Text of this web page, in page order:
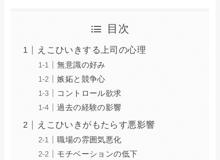
目次
えこひいきする上司の心理
無意識の好み
嫉妬と競争心
コントロール欲求
過去の経験の影響
えこひいきがもたらす悪影響
職場の雰囲気悪化
モチベーションの低下